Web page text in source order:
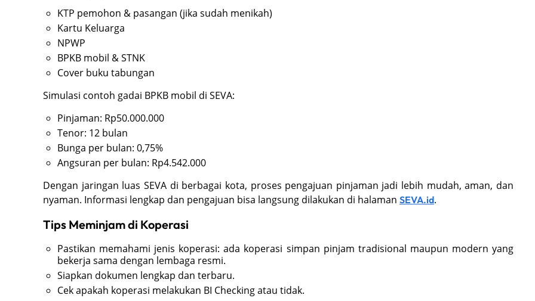
KTP pemohon & pasangan (jika sudah menikah)
Kartu Keluarga
NPWP
BPKB mobil & STNK
Cover buku tabungan
Simulasi contoh gadai BPKB mobil di SEVA:
Pinjaman: Rp50.000.000
Tenor: 12 bulan
Bunga per bulan: 0,75%
Angsuran per bulan: Rp4.542.000
Dengan jaringan luas SEVA di berbagai kota, proses pengajuan pinjaman jadi lebih mudah, aman, dan
nyaman. Informasi lengkap dan pengajuan bisa langsung dilakukan di halaman SEVA.id.
Tips Meminjam di Koperasi
Pastikan memahami jenis koperasi: ada koperasi simpan pinjam tradisional maupun modern yang
bekerja sama dengan lembaga resmi.
Siapkan dokumen lengkap dan terbaru.
Cek apakah koperasi melakukan BI Checking atau tidak.